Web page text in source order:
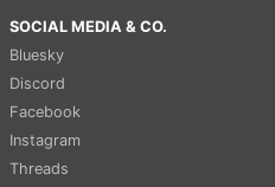
SOCIAL MEDIA & CO.
Bluesky
Discord
Facebook
Instagram
Threads